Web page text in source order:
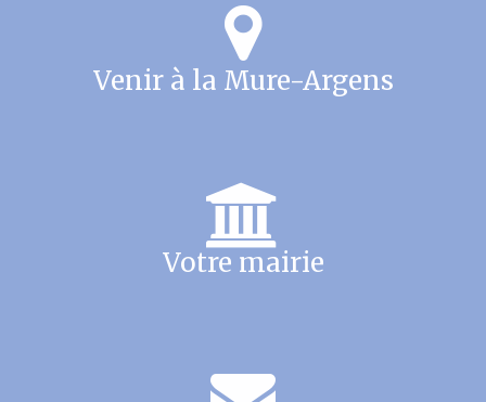
Venir à la Mure-Argens
Votre mairie